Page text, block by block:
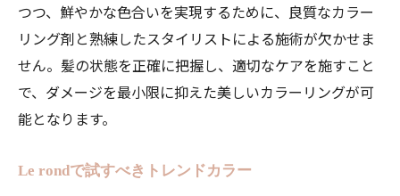
つつ、鮮やかな色合いを実現するために、良質なカラー
リング剤と熟練したスタイリストによる施術が欠かせま
せん。髪の状態を正確に把握し、適切なケアを施すこと
で、ダメージを最小限に抑えた美しいカラーリングが可
能となります。
Le rondで試すべきトレンドカラー